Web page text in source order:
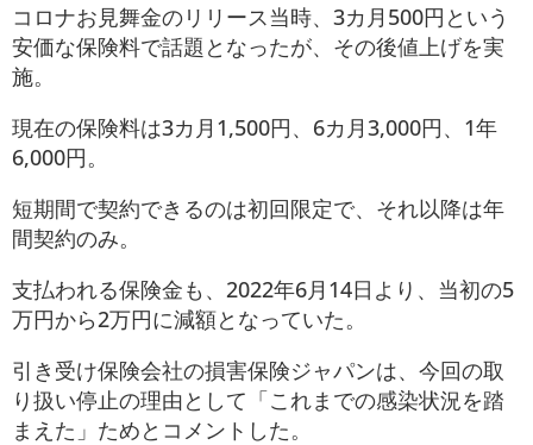
コロナお見舞金のリリース当時、3カ月500円という
安価な保険料で話題となったが、その後値上げを実
施。
現在の保険料は3カ月1,500円、6カ月3,000円、1年
6,000円。
短期間で契約できるのは初回限定で、それ以降は年
間契約のみ。
支払われる保険金も、2022年6月14日より、当初の5
万円から2万円に減額となっていた。
引き受け保険会社の損害保険ジャパンは、今回の取
り扱い停止の理由として「これまでの感染状況を踏
まえた」ためとコメントした。